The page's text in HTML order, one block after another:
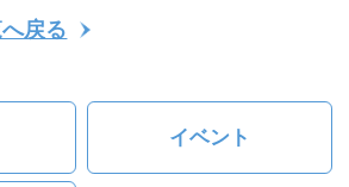
戻る
イベント